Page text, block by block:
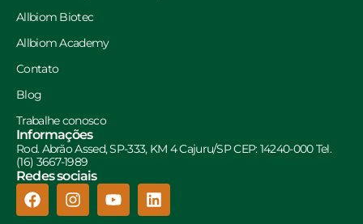
Allbiom Biotec
Allbiom Academy
Contato
Blog
Trabalhe conosco
Informações
Rod. Abrão Assed, SP-333, KM 4 Cajuru/SP CEP: 14240-000 Tel.
(16) 3667-1989
Redes sociais